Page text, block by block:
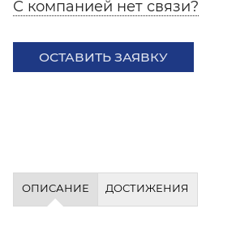
С компанией нет связи?
ОСТАВИТЬ ЗАЯВКУ
ОПИСАНИЕ ДОСТИЖЕНИЯ